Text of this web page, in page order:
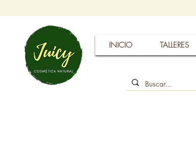
INICIO TALLERES